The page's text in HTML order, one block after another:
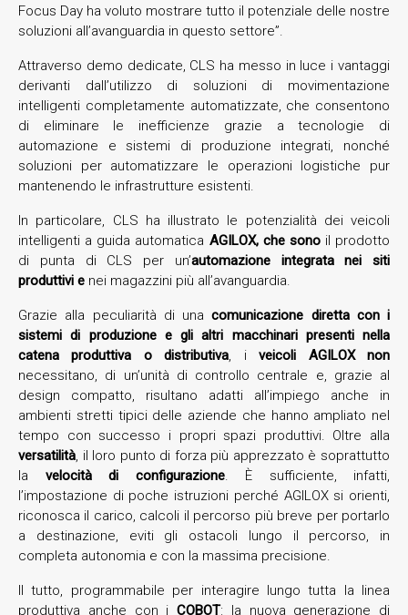
Focus Day ha voluto mostrare tutto il potenziale delle nostre
soluzioni all’avanguardia in questo settore”.
Attraverso demo dedicate, CLS ha messo in luce i vantaggi
derivanti dall’utilizzo di soluzioni di movimentazione
intelligenti completamente automatizzate, che consentono
di eliminare le inefficienze grazie a tecnologie di
automazione e sistemi di produzione integrati, nonché
soluzioni per automatizzare le operazioni logistiche pur
mantenendo le infrastrutture esistenti.
In particolare, CLS ha illustrato le potenzialità dei veicoli
intelligenti a guida automatica AGILOX, che sonoil prodotto
di punta di CLS per un’automazione integrata
nei siti
produttivi e nei magazzini più all’avanguardia.
Grazie alla peculiarità di unacomunicazione diretta con i
sistemi di produzione e gli altri macchinari presenti nella
catena produttiva o distributiva, iveicoli AGILOX non
necessitano, di un’unità di controllo centrale e, grazie al
design compatto, risultano adatti all’impiego anche in
ambienti stretti tipici delle aziende che hanno ampliato nel
tempo con successo i propri spazi produttivi. Oltre alla
versatilità, il loro punto di forza più apprezzato è soprattutto
la velocità di configurazione. È sufficiente, infatti,
l’impostazione di poche istruzioni perché AGILOX si orienti,
riconosca il carico, calcoli il percorso più breve per portarlo
a destinazione, eviti gli ostacoli lungo il percorso, in
completa autonomia e con la massima precisione.
Il tutto, programmabile per interagire lungo tutta la linea
produttiva anche con i COBOT: la nuova generazione di